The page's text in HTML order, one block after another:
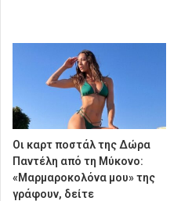
Οι καρτ ποστάλ της Δώρα
Παντέλη από τη Μύκονο:
«Μαρμαροκολόνα μου» της
γράφουν, δείτε